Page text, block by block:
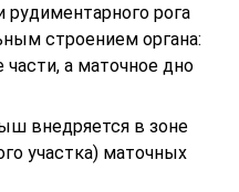
рудиментарного рога
строением органа:
части, а маточное дно
внедряется в зоне
участка) маточных